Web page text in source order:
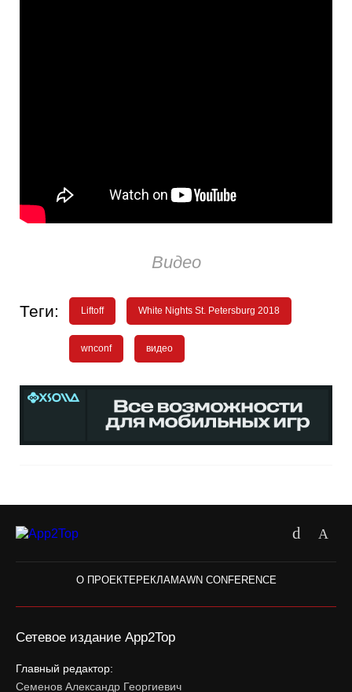
Видео
Теги: Liftoff White Nights St. Petersburg 2018
wnconf видео
О ПРОЕКТЕРЕКЛАМАWN CONFERENCE
Сетевое издание App2Top
Главный редактор:
Семенов Александр Георгиевич